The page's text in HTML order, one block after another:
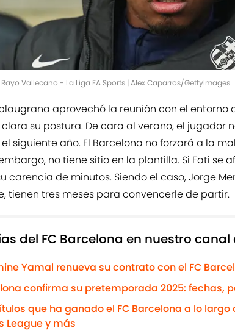
Vallecano - La Liga EA Sports | Alex Caparros/GettyImages
aprovechó la reunión con el entorno
su postura. De cara al verano, el jugador
siguiente año. El Barcelona no forzará a la
no tiene sitio en la plantilla. Si Fati se
carencia de minutos. Siendo el caso, Jorge
tienen tres meses para convencerle de partir.
del FC Barcelona en nuestro canal
Yamal renueva su contrato con el FC
confirma su pretemporada 2025: fechas,
que ha ganado el FC Barcelona a lo largo
League y más